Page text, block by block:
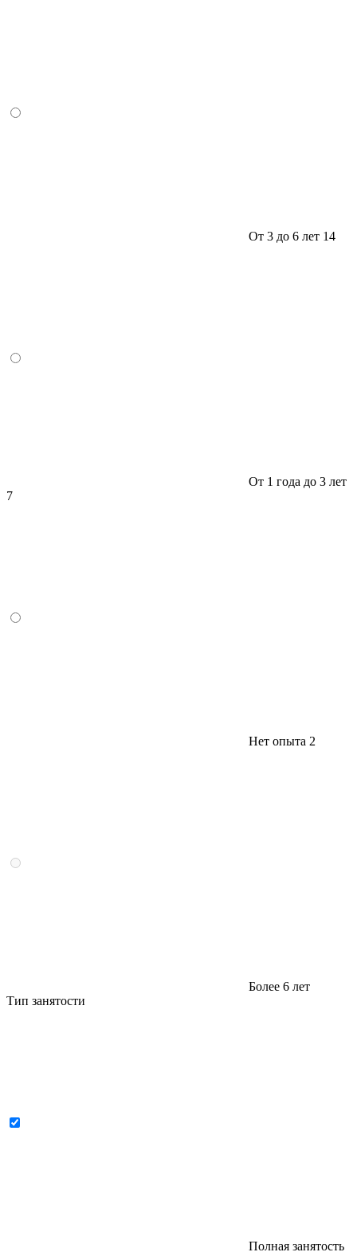
От 3 до 6 лет 14
От 1 года до 3 лет
7
Нет опыта 2
Более 6 лет
Тип занятости
Полная занятость